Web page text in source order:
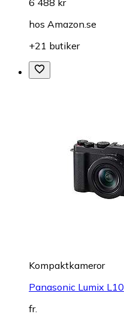
hos Amazon.se
+21 butiker
Kompaktkameror
Panasonic Lumix L10
fr.